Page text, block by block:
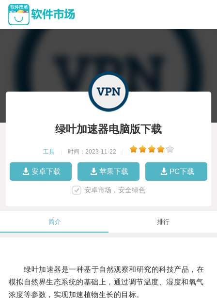
绿叶加速器电脑版下载
工具 时间：2023-11-22
安卓下载 苹果下载 PC下载
安卓市场，安全绿色
简介 排行
绿叶加速器是一种基于自然观察和研究的科技产品，在
模拟自然界生态系统的基础上，通过调节温度、湿度和氧气
浓度等参数，实现加速植物生长的目标。